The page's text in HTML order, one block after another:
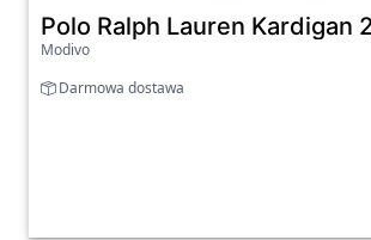
Polo Ralph Lauren Kardigan
Modivo
Darmowa dostawa